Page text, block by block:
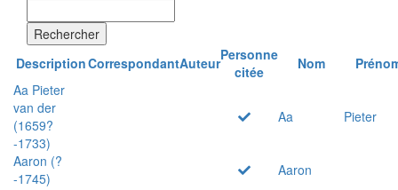
Rechercher
DescriptionCorrespondantAuteurPersonne
citée
Nom
Aa Pieter
van der
(1659?
-1733)
Aa Pieter
Aaron (?
-1745)
Aaron